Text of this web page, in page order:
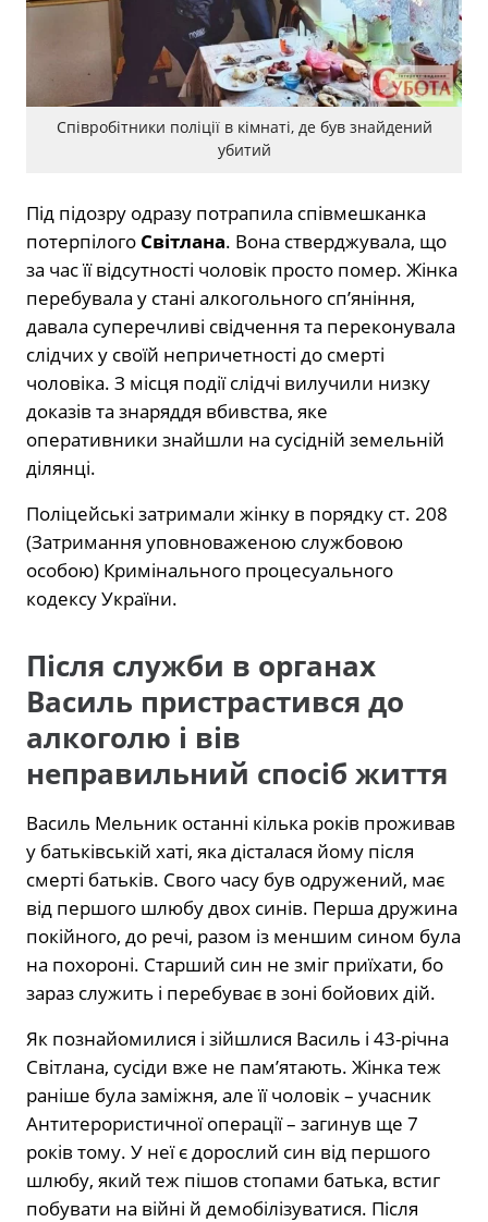
Співробітники поліції в кімнаті, де був знайдений
убитий
Під підозру одразу потрапила співмешканка
потерпілого Світлана. Вона стверджувала, що
за час її відсутності чоловік просто помер. Жінка
перебувала у стані алкогольного сп’яніння,
давала суперечливі свідчення та переконувала
слідчих у своїй непричетності до смерті
чоловіка. З місця події слідчі вилучили низку
доказів та знаряддя вбивства, яке
оперативники знайшли на сусідній земельній
ділянці.
Поліцейські затримали жінку в порядку ст. 208
(Затримання уповноваженою службовою
особою) Кримінального процесуального
кодексу України.
Після служби в органах
Василь пристрастився до
алкоголю і вів
неправильний спосіб життя
Василь Мельник останні кілька років проживав
у батьківській хаті, яка дісталася йому після
смерті батьків. Свого часу був одружений, має
від першого шлюбу двох синів. Перша дружина
покійного, до речі, разом із меншим сином була
на похороні. Старший син не зміг приїхати, бо
зараз служить і перебуває в зоні бойових дій.
Як познайомилися і зійшлися Василь і 43-річна
Світлана, сусіди вже не пам’ятають. Жінка теж
раніше була заміжня, але її чоловік – учасник
Антитерористичної операції – загинув ще 7
років тому. У неї є дорослий син від першого
шлюбу, який теж пішов стопами батька, встиг
побувати на війні й демобілізуватися. Після